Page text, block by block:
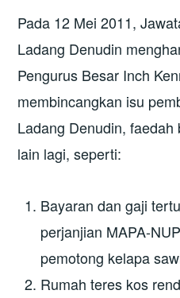
Pada 12 Mei 2011,
Ladang Denudin
Pengurus Besar Inch
membincangkan isu
Ladang Denudin,
lain lagi, seperti:
Bayaran dan gaji
perjanjian MAPA-
pemotong kelapa
Rumah teres kos